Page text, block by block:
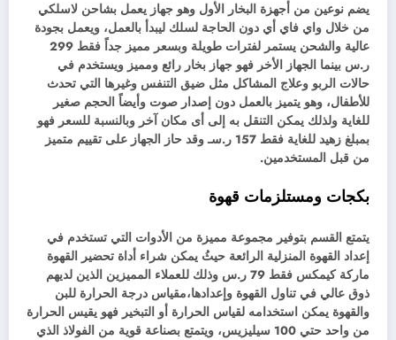
يضم نوعين من أجهزة البخار الأول وهو جهاز يعمل بشاحن لاسلكي
من خلال واي فاي أي دون الحاجة لسلك ليبدأ بالعمل، ويعمل بجودة
عالية والشحن يستمر لفترات طويلة وبسعر مميز جداً فقط 299
ر.س بينما الجهاز الأخر فهو جهاز بخار رائع ومميز ويستخدم في
حالات الربو وعلاج المشاكل مثل ضيق التنفس وغيرها التي تحدث
للأطفال، وهو يتميز بالعمل دون إصدار صوت وأيضاً الحجم صغير
للغاية ولذلك يمكن التنقل به إلى أى مكان آخر وبالنسبة للسعر فهو
بمبلغ زهيد للغاية فقط 157 ر.سـ وقد حاز الجهاز على تقييم متميز
من قبل المستخدمين.
بكجات ومستلزمات قهوة
يتمتع القسم بتوفير مجموعة مميزة من الأدوات التي تستخدم في
إعداد القهوة المنزلية الرائعة حيثُ يمكن شراء أداة تحضير القهوة
ماركة كيمكس فقط 79 ر.س وذلك للعملاء المميزين الذين لديهم
ذوق عالي في تناول القهوة وإعدادها،مقياس درجة الحرارة للبن
والقهوة يمكن استخدامه لقياس الحرارة أو التبخير فهو يقيس الحرارة
من واحد حتي 100 سيليزيس، ويتمتع بصناعة قوية من الفولاذ الذي